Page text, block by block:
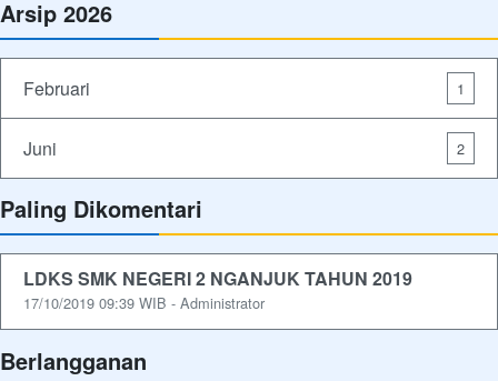
Arsip 2026
Februari 1
Juni 2
Paling Dikomentari
LDKS SMK NEGERI 2 NGANJUK TAHUN 2019
17/10/2019 09:39 WIB - Administrator
Berlangganan